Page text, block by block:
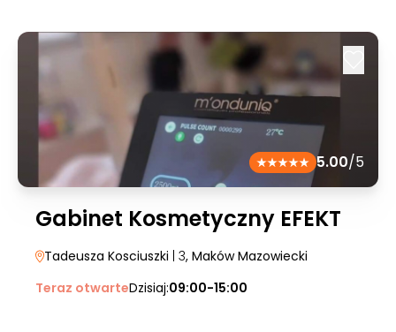
5.00/5
Gabinet Kosmetyczny EFEKT
Tadeusza Kosciuszki | 3, Maków Mazowiecki
Teraz otwarteDzisiaj:09:00-15:00